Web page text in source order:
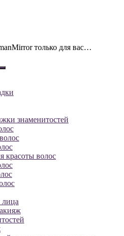
только для вас…
знаменитостей
красоты волос